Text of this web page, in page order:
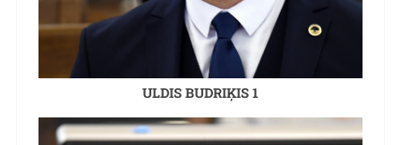
ULDIS BUDRIĶIS 1